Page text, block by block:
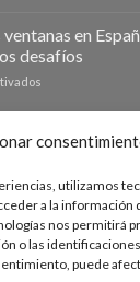
utilizamos
a la información
nos permitirá
o las
puede
en
los
qué
las
la
inversión
para
hogar
en
2025
importancia
de
las
ventanas:
hogar
con
nuestros
productos.
en
desafíos
de
en
España
en
2025:
entre
otras medidas
nuestro